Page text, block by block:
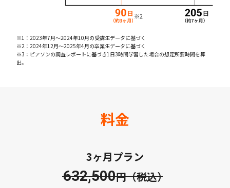
※1：2023年7月〜2024年10月の受講生データに基づく
※2：2024年12月〜2025年4月の卒業生データに基づく
※3：ピアソンの調査レポートに基づき1日3時間学習した場合の想定所要時間を算
出。
料金
3ヶ月プラン
632,500円（税込）